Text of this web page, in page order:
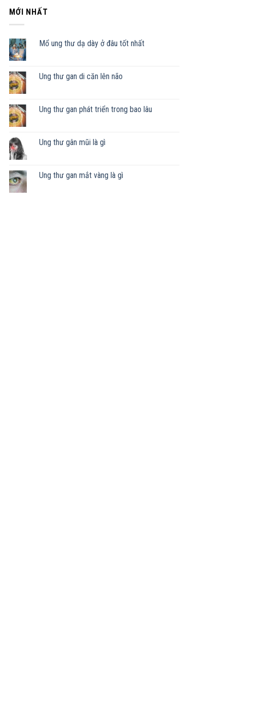
MỚI NHẤT
Mổ ung thư dạ dày ở đâu tốt nhất
Ung thư gan di căn lên não
Ung thư gan phát triển trong bao lâu
Ung thư gân mũi là gì
Ung thư gan mắt vàng là gì